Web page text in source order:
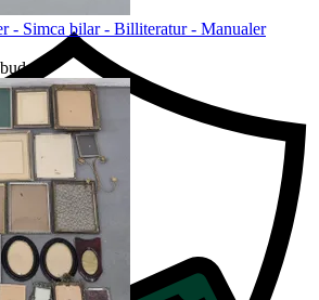
- Simca bilar - Billiteratur - Manualer
.